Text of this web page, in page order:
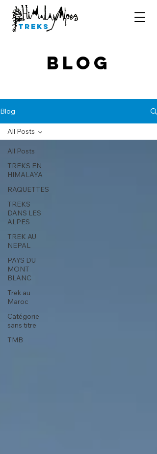
Treks
Blog
Blog
All Posts
TREKS EN
HIMALAYA
RAQUETTES
TREKS
DANS LES
ALPES
TREK AU
NEPAL
PAYS DU
MONT
BLANC
Trek au
Maroc
Catégorie
sans titre
TMB
All Posts